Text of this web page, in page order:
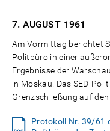
7. AUGUST 1961
Am Vormittag berichtet
Politbüro in einer
Ergebnisse der
in Moskau. Das SED-
Grenzschließung auf
Protokoll Nr. 39/61